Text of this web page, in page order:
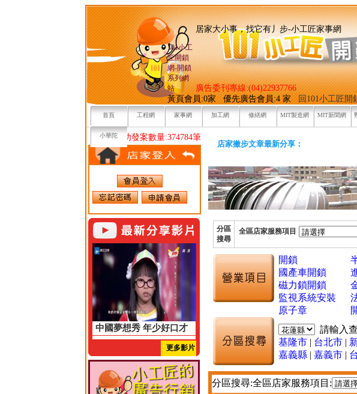
101小工
匠開鎖
網-開鎖
系列網
站
居家大小事，找它有丿步-小工
廣告委刊專線:(04)22937766
黃頁會員:0家 優先廣告會員:4 家回101小工匠開
首頁 工程網 家事網 加工網 修繕網 MIT製造網 MIT新聞網
小華陀
目前已成功發案數量:374784筆
中國夢想秀 年少好口才
更多影片
店家撇步文章最新分享：
分區
搜尋
全區店家服務項目
開鎖
國產車開鎖
磁力鎖開鎖
監視系統安裝
原子章
請輸入
基隆市 | 台北市 |
嘉義縣 | 嘉義市 |
分區搜尋:全區店家服務項目: